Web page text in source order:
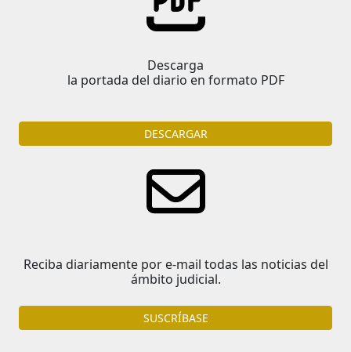
Descarga
la portada del diario en formato PDF
DESCARGAR
Reciba diariamente por e-mail todas las noticias del
ámbito judicial.
SUSCRÍBASE